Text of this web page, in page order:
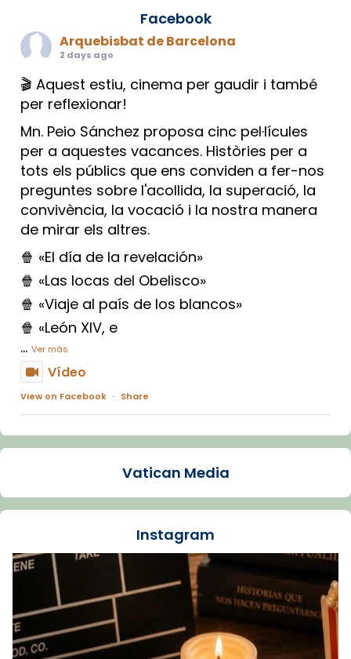
Facebook
Arquebisbat de Barcelona
2 days ago
🎬 Aquest estiu, cinema per gaudir i també
per reflexionar!
Mn. Peio Sánchez proposa cinc pel·lícules
per a aquestes vacances. Històries per a
tots els públics que ens conviden a fer-nos
preguntes sobre l'acollida, la superació, la
convivència, la vocació i la nostra manera
de mirar els altres.
🍿 «El día de la revelación»
🍿 «Las locas del Obelisco»
🍿 «Viaje al país de los blancos»
🍿 «León XIV, e
... Ver más
Vídeo
View on Facebook · Share
Arquebisbat de Barcelona
La Carmina va patir depressió. Fa gairebé
dos mesos, a l'Estadi Lluís Companys, la
Recupera l'entrevista comp
Vatican
tican News 👇
www.vaticannews.va/es/iglesia/news/2026-
07/carmina-historia-depresion-papa-viaje-
Vatican Media
Instagram